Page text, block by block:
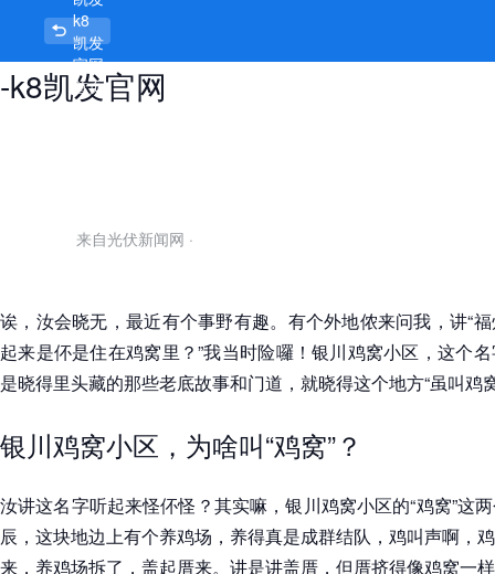
银川鸡窝小区，鸡窝虽小，故事不少
-k8凯发官网
k8
凯发
官网
首页
来自光伏新闻网 ·
诶，汝会晓无，最近有个事野有趣。有个外地侬来问我，讲“
起来是伓是住在鸡窝里？”我当时险囉！银川鸡窝小区，这个
是晓得里头藏的那些老底故事和门道，就晓得这个地方“虽叫鸡
银川鸡窝小区，为啥叫“鸡窝”？
汝讲这名字听起来怪伓怪？其实嘛，银川鸡窝小区的“鸡窝”这
辰，这块地边上有个养鸡场，养得真是成群结队，鸡叫声啊，
来，养鸡场拆了，盖起厝来。讲是讲盖厝，但厝挤得像鸡窝一